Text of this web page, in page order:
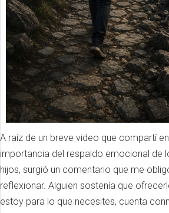
A raíz de un breve video que compartí
importancia del respaldo emocional de
hijos, surgió un comentario que me
reflexionar. Alguien sostenía que
estoy para lo que necesites, cuenta